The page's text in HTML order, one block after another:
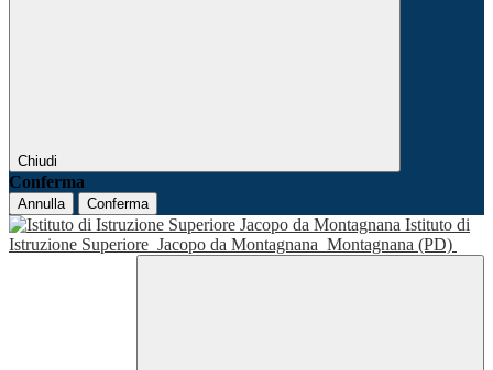
Chiudi
Conferma
Annulla Conferma
Istituto di
Istruzione Superiore Jacopo da Montagnana Montagnana (PD)